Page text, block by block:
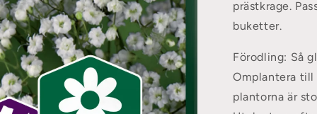
prästkrage.
buketter.
Förodling: Så
Omplantera till
plantorna är